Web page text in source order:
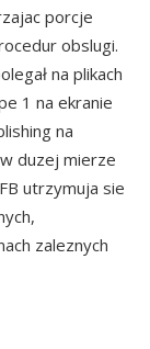
porcje
obslugi.
na plikach
1 na ekranie
na
duzej mierze
utrzymuja sie
zaleznych